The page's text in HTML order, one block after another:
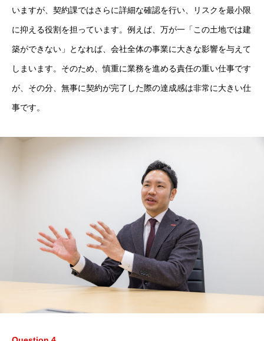
いますが、契約課ではさらに詳細な確認を行い、リスクを最小限
に抑える役割を担っています。例えば、万が一「この土地では建
築ができない」となれば、会社全体の事業に大きな影響を与えて
しまいます。そのため、慎重に業務を進める責任の重い仕事です
が、その分、無事に契約が完了した際の達成感は非常に大きい仕
事です。